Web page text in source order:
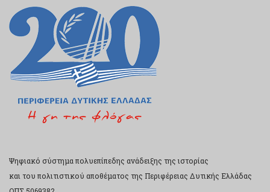
Ψηφιακό σύστημα πολυεπίπεδης ανάδειξης της ιστορίας
και του πολιτιστικού αποθέματος της Περιφέρειας Δυτικής Ελλάδας